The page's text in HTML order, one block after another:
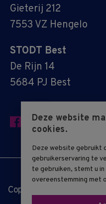
Gieterij 212
7553 VZ Hengelo
STODT Best
De Rijn 14
5684 PJ Best
Copyright © 2019 - 2026
Deze website
cookies.
Deze website gebruikt
gebruikerservaring te
te gebruiken, stemt u
overeenstemming met